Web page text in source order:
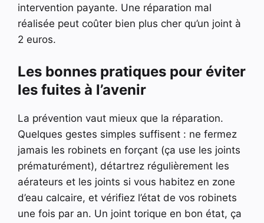
intervention payante. Une réparation mal
réalisée peut coûter bien plus cher qu’un joint à
2 euros.
Les bonnes pratiques pour éviter
les fuites à l’avenir
La prévention vaut mieux que la réparation.
Quelques gestes simples suffisent : ne fermez
jamais les robinets en forçant (ça use les joints
prématurément), détartrez régulièrement les
aérateurs et les joints si vous habitez en zone
d’eau calcaire, et vérifiez l’état de vos robinets
une fois par an. Un joint torique en bon état, ça